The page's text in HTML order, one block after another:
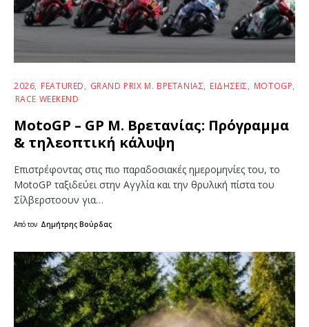
2026 FEATURED GRAND PRIX Μ. ΒΡΕΤΑΝΊΑΣ ΕΙΔΉΣΕΙΣ
MOTOGP
RACE WEEKEND
MotoGP – GP Μ. Βρετανίας: Πρόγραμμα
& τηλεοπτική κάλυψη
Επιστρέφοντας στις πιο παραδοσιακές ημερομηνίες του, το
MotoGP ταξιδεύει στην Αγγλία και την θρυλική πίστα του
Σίλβερστοουν για…
Από τον Δημήτρης Βούρδας